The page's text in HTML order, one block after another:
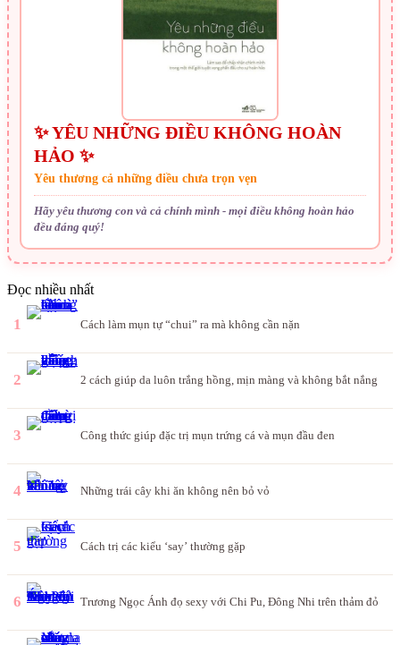
✨ YÊU NHỮNG ĐIỀU KHÔNG HOÀN
HẢO ✨
Yêu thương cả những điều chưa trọn vẹn
Hãy yêu thương con và cả chính mình - mọi điều không hoàn hảo
đều đáng quý!
Đọc nhiều nhất
1 Cách làm mụn tự “chui” ra mà không cần nặn
2 2 cách giúp da luôn trắng hồng, mịn màng và không bắt nắng
3 Công thức giúp đặc trị mụn trứng cá và mụn đầu đen
4 Những trái cây khi ăn không nên bỏ vỏ
5 Cách trị các kiểu ‘say’ thường gặp
6 Trương Ngọc Ánh đọ sexy với Chi Pu, Đông Nhi trên thảm đỏ